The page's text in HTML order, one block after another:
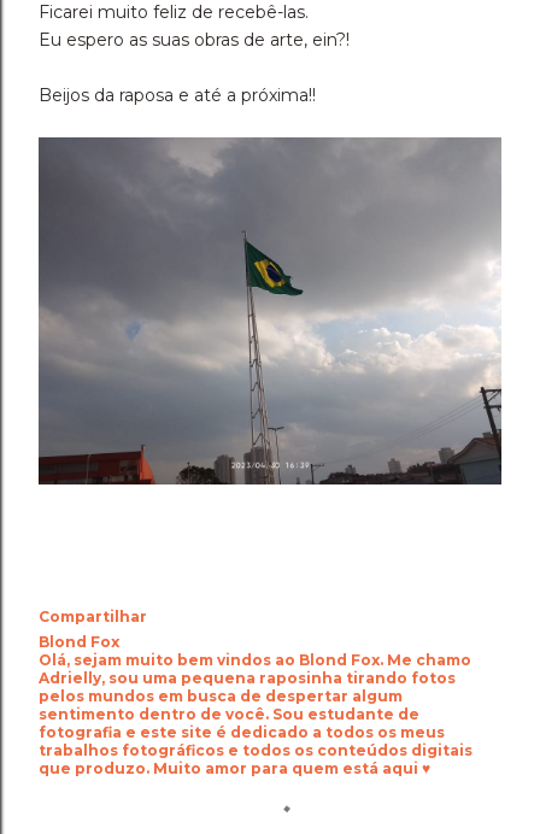
Ficarei muito feliz de recebê-las.
Eu espero as suas obras de arte, ein?!
Beijos da raposa e até a próxima!!
Compartilhar
Blond Fox
Olá, sejam muito bem vindos ao Blond Fox. Me chamo
Adrielly, sou uma pequena raposinha tirando fotos
pelos mundos em busca de despertar algum
sentimento dentro de você. Sou estudante de
fotografia e este site é dedicado a todos os meus
trabalhos fotográficos e todos os conteúdos digitais
que produzo. Muito amor para quem está aqui ♥